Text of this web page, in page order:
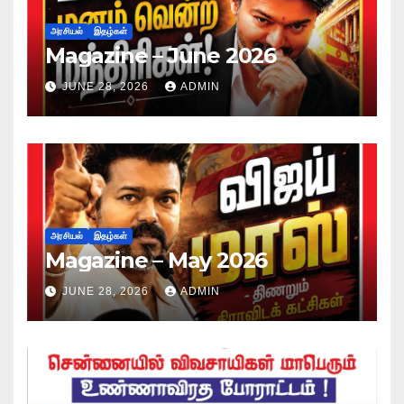
அரசியல் இதழ்கள்
Magazine – June 2026
JUNE 28, 2026 ADMIN
அரசியல் இதழ்கள்
Magazine – May 2026
JUNE 28, 2026 ADMIN